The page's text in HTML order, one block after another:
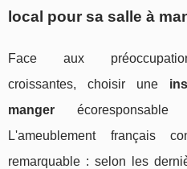
local pour sa salle à
Face aux
croissantes, choisir une
manger
L'ameublement français
remarquable : selon les